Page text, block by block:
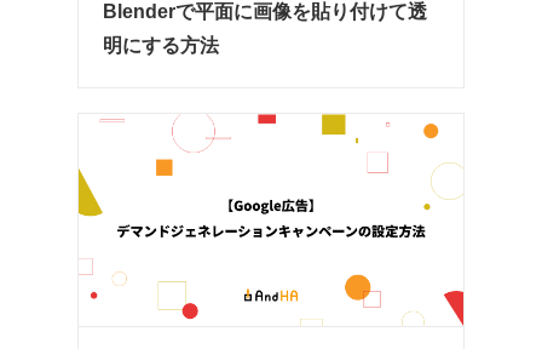
Blenderで平面に画像を貼り付けて透
明にする方法